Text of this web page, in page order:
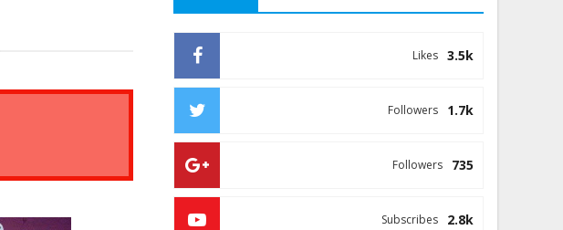
3.5k
Likes
1.7k
Followers
735
Followers
2.8k
Subscribes